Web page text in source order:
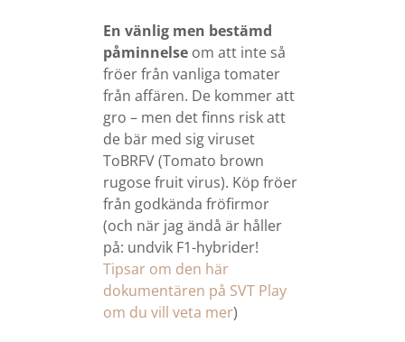
En vänlig men bestämd
påminnelse om att inte så
fröer från vanliga tomater
från affären. De kommer att
gro – men det finns risk att
de bär med sig viruset
ToBRFV (Tomato brown
rugose fruit virus). Köp fröer
från godkända fröfirmor
(och när jag ändå är håller
på: undvik F1-hybrider!
Tipsar om den här
dokumentären på SVT Play
om du vill veta mer)